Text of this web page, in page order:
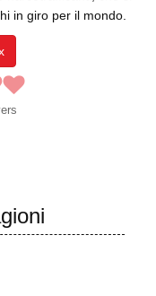
in giro per il mondo.